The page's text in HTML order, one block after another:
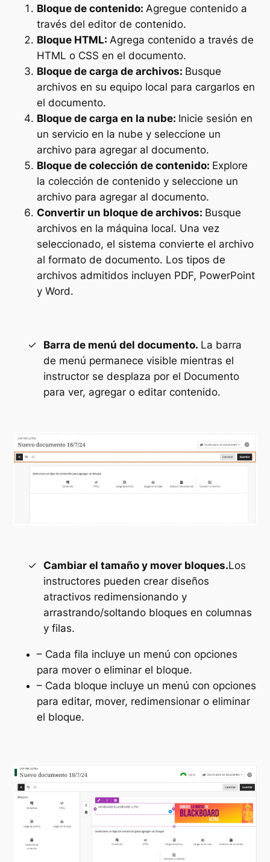
Bloque de contenido: Agregue contenido a
través del editor de contenido.
Bloque HTML: Agrega contenido a través de
HTML o CSS en el documento.
Bloque de carga de archivos: Busque
archivos en su equipo local para cargarlos en
el documento.
Bloque de carga en la nube: Inicie sesión en
un servicio en la nube y seleccione un
archivo para agregar al documento.
Bloque de colección de contenido: Explore
la colección de contenido y seleccione un
archivo para agregar al documento.
Convertir un bloque de archivos: Busque
archivos en la máquina local. Una vez
seleccionado, el sistema convierte el archivo
al formato de documento. Los tipos de
archivos admitidos incluyen PDF, PowerPoint
y Word.
Barra de menú del documento. La barra
de menú permanece visible mientras el
instructor se desplaza por el Documento
para ver, agregar o editar contenido.
Cambiar el tamaño y mover bloques.Los
instructores pueden crear diseños
atractivos redimensionando y
arrastrando/soltando bloques en columnas
y filas.
– Cada fila incluye un menú con opciones
para mover o eliminar el bloque.
– Cada bloque incluye un menú con opciones
para editar, mover, redimensionar o eliminar
el bloque.